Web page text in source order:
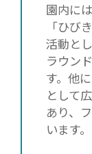
園内に
「ひび
活動と
ラウン
す。他
として
あり、
います。